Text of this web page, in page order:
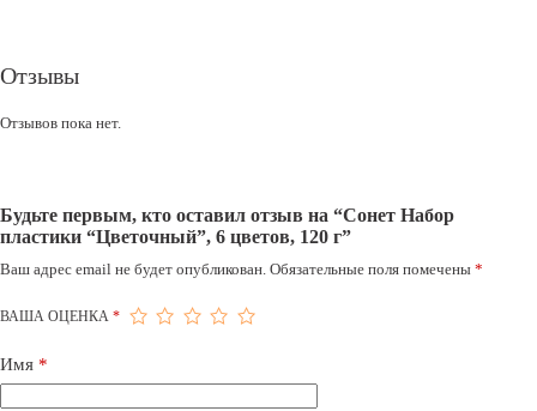
Отзывы
Отзывов пока нет.
Будьте первым, кто оставил отзыв на “Сонет Набор
пластики “Цветочный”, 6 цветов, 120 г”
Ваш адрес email не будет опубликован. Обязательные поля помечены *
ВАША ОЦЕНКА *
Имя *